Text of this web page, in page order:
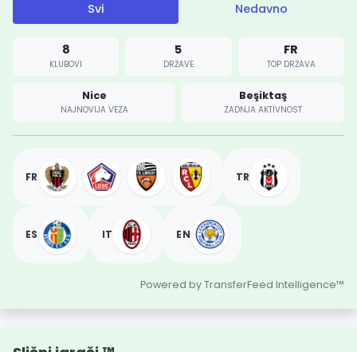
Svi Nedavno
8
KLUBOVI
5
DRŽAVE
FR
TOP DRŽAVA
Nice
NAJNOVIJA VEZA
Beşiktaş
ZADNJA AKTIVNOST
FR TR
ES IT EN
Powered by TransferFeed Intelligence™